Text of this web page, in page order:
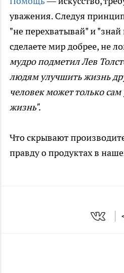
уважения. Следуя
"не перехватывай" и
сделаете мир добрее, не
мудро подметил Лев
людям улучшить жизнь
человек может только
жизнь".
Что скрывают
правду о продуктах в